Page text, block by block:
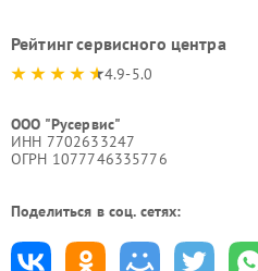
Рейтинг сервисного центра
4.9-5.0
ООО "Русервис"
ИНН 7702633247
ОГРН 1077746335776
Поделиться в соц. сетях: